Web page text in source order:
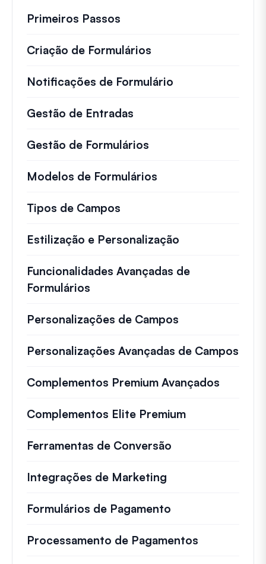
Primeiros Passos
Criação de Formulários
Notificações de Formulário
Gestão de Entradas
Gestão de Formulários
Modelos de Formulários
Tipos de Campos
Estilização e Personalização
Funcionalidades Avançadas de
Formulários
Personalizações de Campos
Personalizações Avançadas de Campos
Complementos Premium Avançados
Complementos Elite Premium
Ferramentas de Conversão
Integrações de Marketing
Formulários de Pagamento
Processamento de Pagamentos